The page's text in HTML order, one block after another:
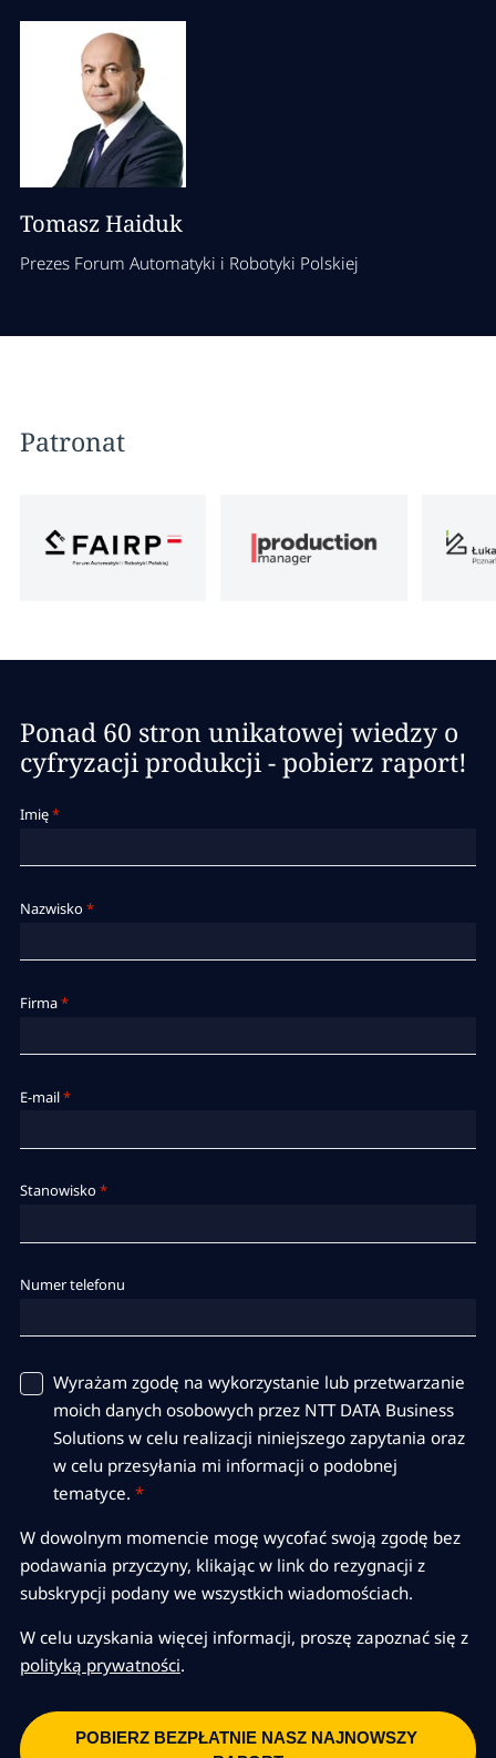
Tomasz Haiduk
Prezes Forum Automatyki i Robotyki Polskiej
Patronat
Ponad 60 stron unikatowej wiedzy o
cyfryzacji produkcji - pobierz raport!
Imię*
Nazwisko *
Firma*
E-mail*
Stanowisko *
Numer telefonu
Wyrażam zgodę na wykorzystanie lub przetwarzanie
moich danych osobowych przez NTT DATA Business
Solutions w celu realizacji niniejszego zapytania oraz
w celu przesyłania mi informacji o podobnej
tematyce. *
W dowolnym momencie mogę wycofać swoją zgodę bez
podawania przyczyny, klikając w link do rezygnacji z
subskrypcji podany we wszystkich wiadomościach.
W celu uzyskania więcej informacji, proszę zapoznać się z
polityką prywatności.